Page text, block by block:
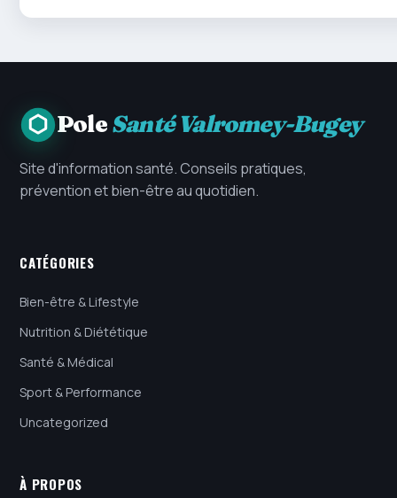
PoleSanté Valromey-Bugey
Site d'information santé. Conseils pratiques,
prévention et bien-être au quotidien.
CATÉGORIES
Bien-être & Lifestyle
Nutrition & Diététique
Santé & Médical
Sport & Performance
Uncategorized
À PROPOS